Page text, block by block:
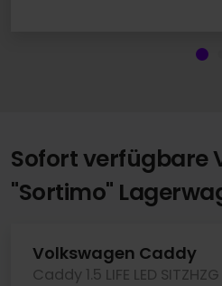
Sofort verfügbare
"Sortimo"
Volkswagen Caddy
Caddy 1.5 LIFE LED